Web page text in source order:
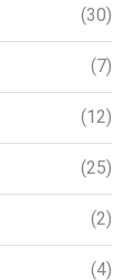
(30)
(7)
(12)
(25)
(2)
(4)